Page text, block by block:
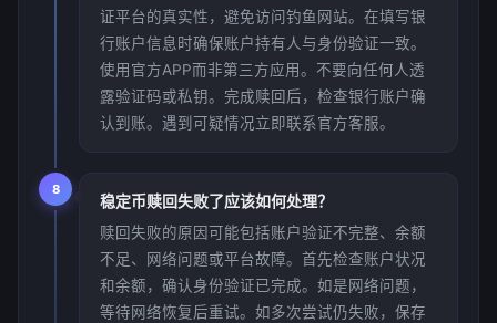
证平台的真实性，避免访问钓鱼网站。在填写银
行账户信息时确保账户持有人与身份验证一致。
使用官方APP而非第三方应用。不要向任何人透
露验证码或私钥。完成赎回后，检查银行账户确
认到账。遇到可疑情况立即联系官方客服。
8
稳定币赎回失败了应该如何处理？
赎回失败的原因可能包括账户验证不完整、余额
不足、网络问题或平台故障。首先检查账户状况
和余额，确认身份验证已完成。如是网络问题，
等待网络恢复后重试。如多次尝试仍失败，保存